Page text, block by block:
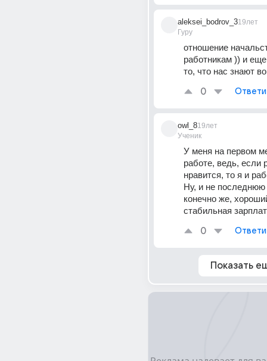
aleksei_bodrov_3
Гуру
19лет
отношение
работникам )) и еще
то, что нас знают
0
owl_8
Ученик
19лет
У меня на первом
работе, ведь, если
нравится, то я и
Ну, и не последнюю
конечно же,
стабильная
0
Показать